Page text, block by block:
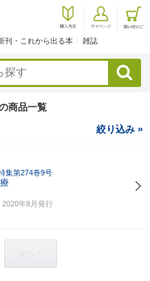
刊・これから出る本 雑誌
検索
商品一覧
絞り込み »
集第274巻9号
2020年8月発行